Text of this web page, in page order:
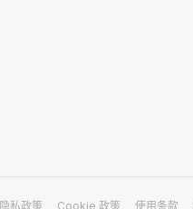
隐私政策 Cookie 政策 使用条款